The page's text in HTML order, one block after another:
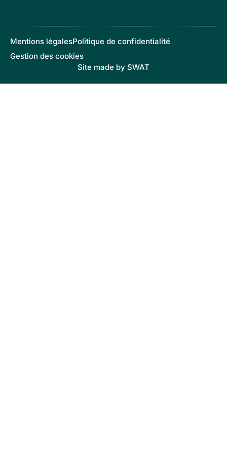
Site made by SWAT
Mentions légalesPolitique de confidentialité
Gestion des cookies